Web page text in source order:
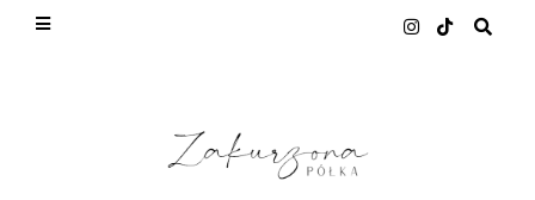
This site uses cookies from Google to deliver its
quality of service, generate usage statistics, and
to detect and address abuse.
LEARN MORE